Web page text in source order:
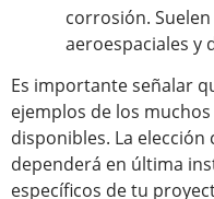
corrosión.
aeroespaciales y
Es importante señalar
ejemplos de los muchos
disponibles. La
dependerá en última
específicos de tu